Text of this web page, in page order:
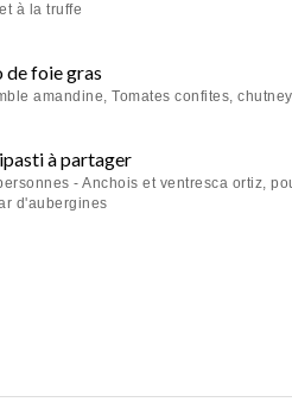
à la truffe
de foie gras
amandine, Tomates confites,
à partager
- Anchois et ventresca ortiz,
d'aubergines